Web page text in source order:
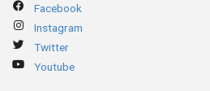
Facebook
Instagram
Twitter
Youtube